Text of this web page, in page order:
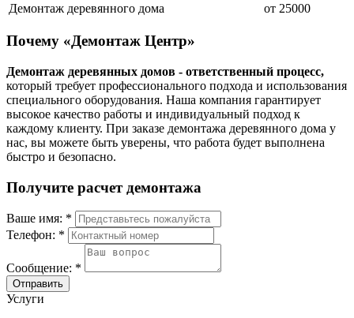
Демонтаж деревянного дома
от 25000
Почему «Демонтаж Центр»
Демонтаж деревянных домов - ответственный процесс,
который требует профессионального подхода и использования
специального оборудования. Наша компания гарантирует
высокое качество работы и индивидуальный подход к
каждому клиенту. При заказе демонтажа деревянного дома у
нас, вы можете быть уверены, что работа будет выполнена
быстро и безопасно.
Получите расчет демонтажа
Ваше имя: *
Телефон: *
Сообщение: *
Отправить
Услуги